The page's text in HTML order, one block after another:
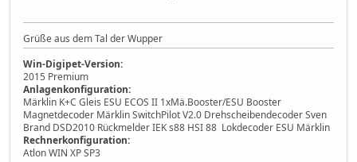
Grüße aus dem Tal der Wupper
Win-Digipet-Version:
2015 Premium
Anlagenkonfiguration:
Märklin K+C Gleis ESU ECOS II 1xMä.Booster/ESU Booster
Magnetdecoder Märklin SwitchPilot V2.0 Drehscheibendecoder Sven
Brand DSD2010 Rückmelder IEK s88 HSI 88 Lokdecoder ESU Märklin
Rechnerkonfiguration:
Atlon WIN XP SP3